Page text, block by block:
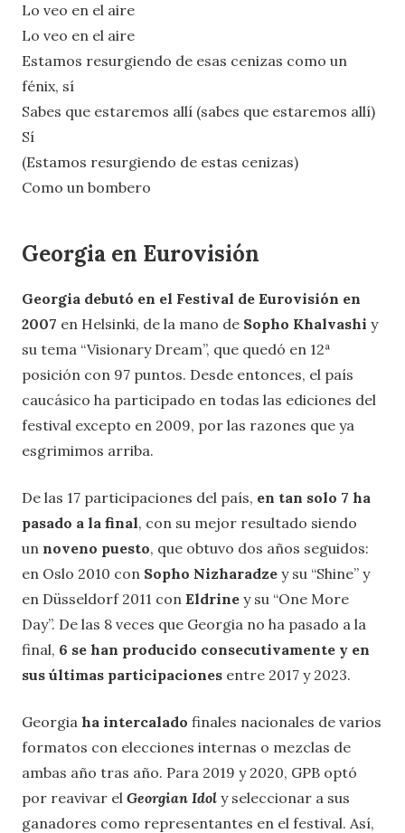
Lo veo en el aire
Lo veo en el aire
Estamos resurgiendo de esas cenizas como un
fénix, sí
Sabes que estaremos allí (sabes que estaremos allí)
Sí
(Estamos resurgiendo de estas cenizas)
Como un bombero
Georgia en Eurovisión
Georgia debutó en el Festival de Eurovisión en
2007 en Helsinki, de la mano de Sopho Khalvashi y
su tema “Visionary Dream”, que quedó en 12ª
posición con 97 puntos. Desde entonces, el país
caucásico ha participado en todas las ediciones del
festival excepto en 2009, por las razones que ya
esgrimimos arriba.
De las 17 participaciones del país, en tan solo 7 ha
pasado a la final, con su mejor resultado siendo
un noveno puesto, que obtuvo dos años seguidos:
en Oslo 2010 con Sopho Nizharadze y su “Shine” y
en Düsseldorf 2011 con Eldrine y su “One More
Day”. De las 8 veces que Georgia no ha pasado a la
final, 6 se han producido consecutivamente y en
sus últimas participaciones entre 2017 y 2023.
Georgia ha intercalado finales nacionales de varios
formatos con elecciones internas o mezclas de
ambas año tras año. Para 2019 y 2020, GPB optó
por reavivar el Georgian Idol y seleccionar a sus
ganadores como representantes en el festival. Así,